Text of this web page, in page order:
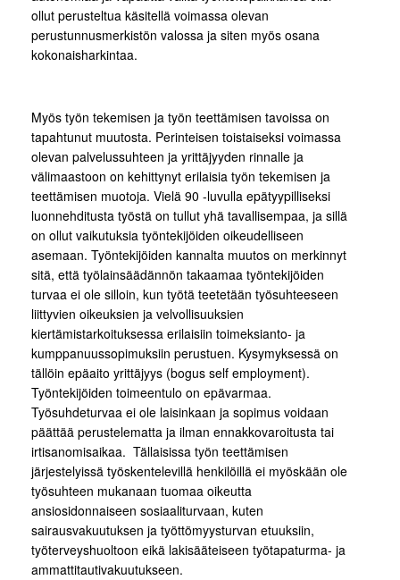
ollut perusteltua käsitellä voimassa olevan
perustunnusmerkistön valossa ja siten myös osana
kokonaisharkintaa.
Myös työn tekemisen ja työn teettämisen tavoissa on
tapahtunut muutosta. Perinteisen toistaiseksi voimassa
olevan palvelussuhteen ja yrittäjyyden rinnalle ja
välimaastoon on kehittynyt erilaisia työn tekemisen ja
teettämisen muotoja. Vielä 90 -luvulla epätyypilliseksi
luonnehditusta työstä on tullut yhä tavallisempaa, ja sillä
on ollut vaikutuksia työntekijöiden oikeudelliseen
asemaan. Työntekijöiden kannalta muutos on merkinnyt
sitä, että työlainsäädännön takaamaa työntekijöiden
turvaa ei ole silloin, kun työtä teetetään työsuhteeseen
liittyvien oikeuksien ja velvollisuuksien
kiertämistarkoituksessa erilaisiin toimeksianto- ja
kumppanuussopimuksiin perustuen. Kysymyksessä on
tällöin epäaito yrittäjyys (bogus self employment).
Työntekijöiden toimeentulo on epävarmaa.
Työsuhdeturvaa ei ole laisinkaan ja sopimus voidaan
päättää perustelematta ja ilman ennakkovaroitusta tai
irtisanomisaikaa. Tällaisissa työn teettämisen
järjestelyissä työskentelevillä henkilöillä ei myöskään ole
työsuhteen mukanaan tuomaa oikeutta
ansiosidonnaiseen sosiaaliturvaan, kuten
sairausvakuutuksen ja työttömyysturvan etuuksiin,
työterveyshuoltoon eikä lakisääteiseen työtapaturma- ja
ammattitautivakuutukseen.